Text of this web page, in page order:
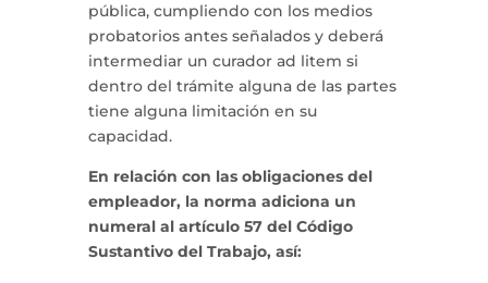
pública, cumpliendo con los medios
probatorios antes señalados y deberá
intermediar un curador ad litem si
dentro del trámite alguna de las partes
tiene alguna limitación en su
capacidad.
En relación con las obligaciones del
empleador, la norma adiciona un
numeral al artículo 57 del Código
Sustantivo del Trabajo, así: